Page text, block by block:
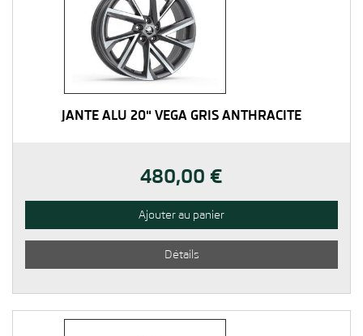
JANTE ALU 20" VEGA GRIS ANTHRACITE
480,00 €
Ajouter au panier
Détails